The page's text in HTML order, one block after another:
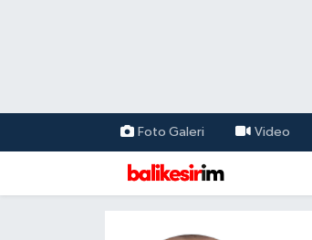
Foto Galeri Video